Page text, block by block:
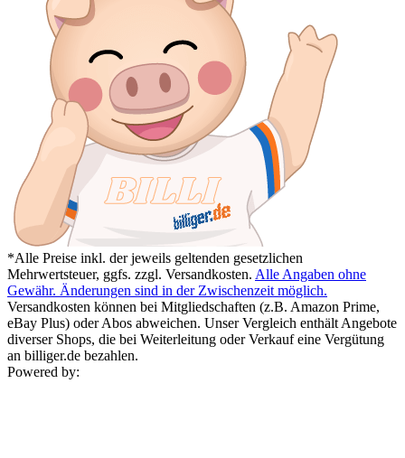
*Alle Preise inkl. der jeweils geltenden gesetzlichen
Mehrwertsteuer, ggfs. zzgl. Versandkosten. Alle Angaben ohne
Gewähr. Änderungen sind in der Zwischenzeit möglich.
Versandkosten können bei Mitgliedschaften (z.B. Amazon Prime,
eBay Plus) oder Abos abweichen. Unser Vergleich enthält Angebote
diverser Shops, die bei Weiterleitung oder Verkauf eine Vergütung
an billiger.de bezahlen.
Powered by: